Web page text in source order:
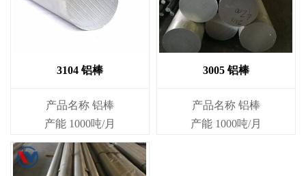
3104 铝棒
产品名称 铝棒
产能 1000吨/月
3005 铝棒
产品名称 铝棒
产能 1000吨/月